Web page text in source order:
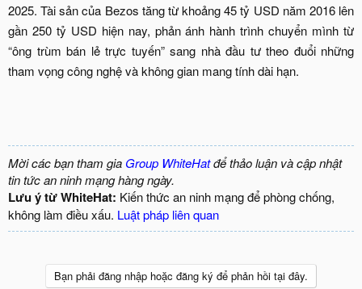
2025. Tài sản của Bezos tăng từ khoảng 45 tỷ USD năm 2016 lên
gần 250 tỷ USD hiện nay, phản ánh hành trình chuyển mình từ
“ông trùm bán lẻ trực tuyến” sang nhà đầu tư theo đuổi những
tham vọng công nghệ và không gian mang tính dài hạn.
Mời các bạn tham gia Group WhiteHatđể thảo luận và cập nhật
tin tức an ninh mạng hàng ngày.
Lưu ý từ WhiteHat: Kiến thức an ninh mạng để phòng chống,
không làm điều xấu. Luật pháp liên quan
Bạn phải đăng nhập hoặc đăng ký để phản hồi tại đây.